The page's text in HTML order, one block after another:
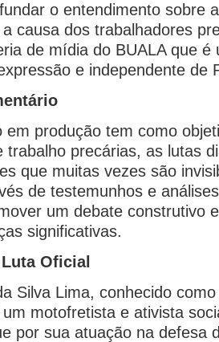
o entendimento sobre
causa dos trabalhadores
de mídia do BUALA que é
e independente de
em produção tem como
trabalho precárias, as lutas
que muitas vezes são
de testemunhos e
um debate construtivo
significativas.
Oficial
Silva Lima, conhecido
motofretista e ativista
por sua atuação na defesa